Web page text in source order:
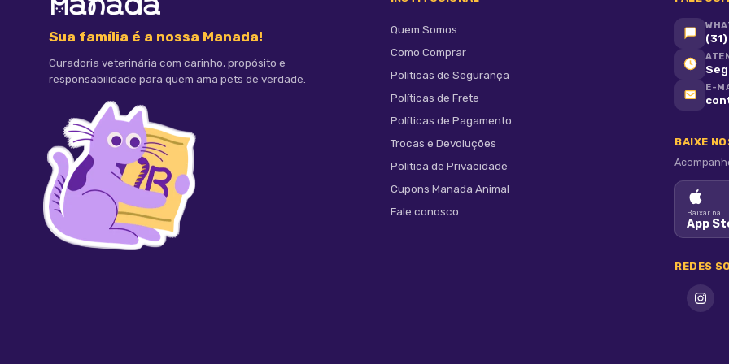
Vitamina E (min) 5.000 UI/kg
Vitamina B1 (min) 5.000 mg/kg
Vitamina B3 (min) 8.000 mg/kg
Vitamina B5 (min) 2.000 mg/kg
Sua família é a nossa Manada!
Curadoria veterinária com carinho, propósito e
responsabilidade para quem ama pets de verdade.
Quem Somos
Como Comprar
Políticas de Segurança
Políticas de Frete
Políticas de Pagamento
Trocas e Devoluções
Política de Privacidade
Cupons Manada Animal
Fale conosco
Seg
E-
BAIXE
Baixar na
App
REDES